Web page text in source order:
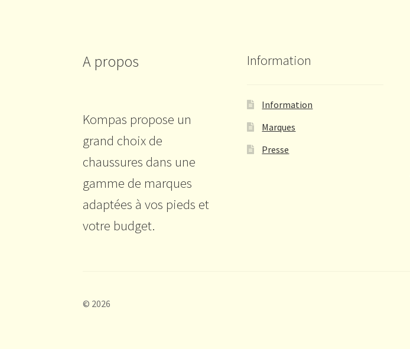
A propos
Kompas propose un
grand choix de
chaussures dans une
gamme de marques
adaptées à vos pieds et
votre budget.
Information
Information
Marques
Presse
© 2026